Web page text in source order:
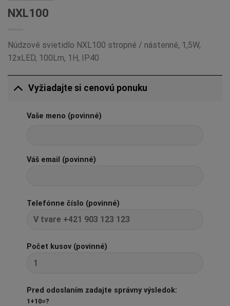
NXL100
Núdzové svietidlo NXL100 stropné / nástenné, 1,5W,
12xLED, 100Lm, 1H, IP40
Vyžiadajte si cenovú ponuku
Vaše meno (povinné)
Váš email (povinné)
Telefónne číslo (povinné)
Počet kusov (povinné)
Pred odoslaním zadajte správny výsledok:
1+10=?